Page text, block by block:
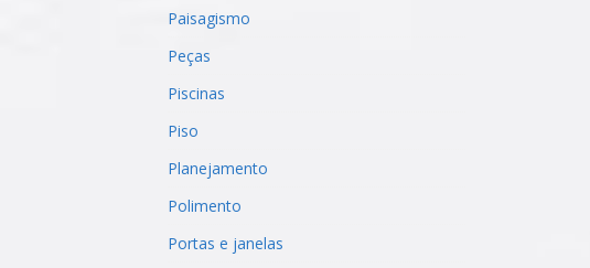
Paisagismo
Peças
Piscinas
Piso
Planejamento
Polimento
Portas e janelas